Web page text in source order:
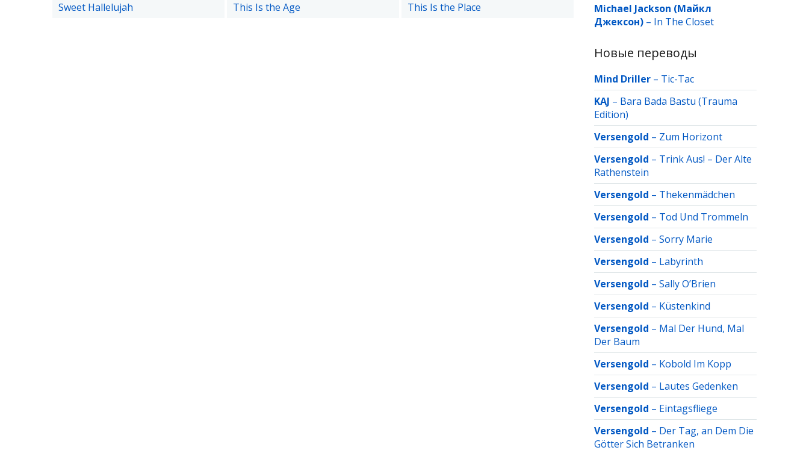
Sweet Hallelujah
This Is the Age This Is the Place
Michael Jackson (Майкл
Джексон) – In The Closet
Новые переводы
Mind Driller – Tic-Tac
KAJ – Bara Bada Bastu (Trauma
Edition)
Versengold – Zum Horizont
Versengold – Trink Aus! – Der Alte
Rathenstein
Versengold – Thekenmädchen
Versengold – Tod Und Trommeln
Versengold – Sorry Marie
Versengold – Labyrinth
Versengold – Sally O’Brien
Versengold – Küstenkind
Versengold – Mal Der Hund, Mal
Der Baum
Versengold – Kobold Im Kopp
Versengold – Lautes Gedenken
Versengold – Eintagsfliege
Versengold – Der Tag, an Dem Die
Götter Sich Betranken